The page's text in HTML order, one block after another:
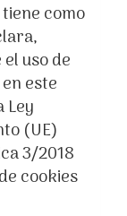
como
uso de
este
Ley
(UE)
3/2018
cookies